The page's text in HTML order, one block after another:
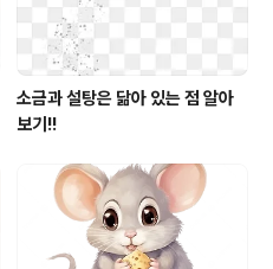
소금과 설탕은 닮아 있는 점 알아
보기!!